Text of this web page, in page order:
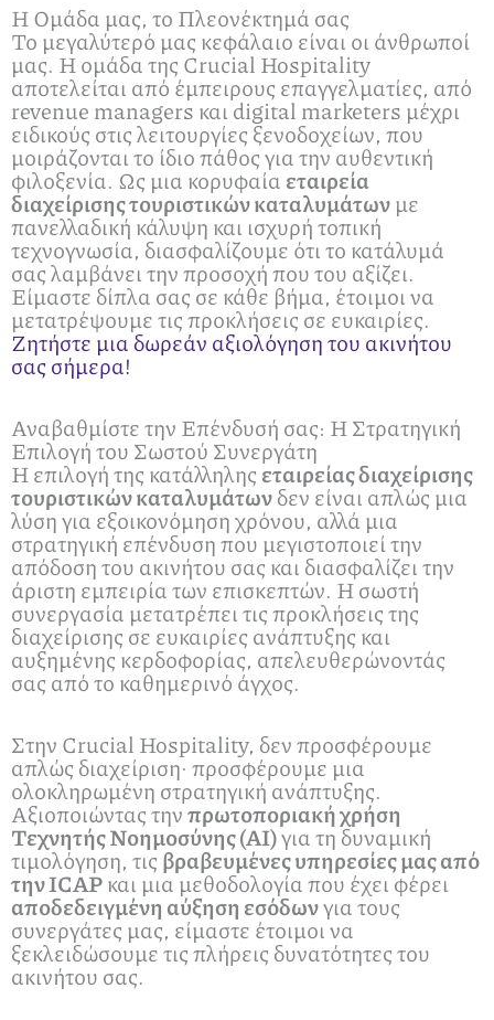
Η Ομάδα μας, το Πλεονέκτημά σας
Το μεγαλύτερό μας κεφάλαιο είναι οι άνθρωποί
μας. Η ομάδα της Crucial Hospitality
αποτελείται από έμπειρους επαγγελματίες, από
revenue managers και digital marketers μέχρι
ειδικούς στις λειτουργίες ξενοδοχείων, που
μοιράζονται το ίδιο πάθος για την αυθεντική
φιλοξενία. Ως μια κορυφαία εταιρεία
διαχείρισης τουριστικών καταλυμάτωνμε
πανελλαδική κάλυψη και ισχυρή τοπική
τεχνογνωσία, διασφαλίζουμε ότι το κατάλυμά
σας λαμβάνει την προσοχή που του αξίζει.
Είμαστε δίπλα σας σε κάθε βήμα, έτοιμοι να
μετατρέψουμε τις προκλήσεις σε ευκαιρίες.
Ζητήστε μια δωρεάν αξιολόγηση του ακινήτου
σας σήμερα!
Αναβαθμίστε την Επένδυσή σας: Η Στρατηγική
Επιλογή του Σωστού Συνεργάτη
Η επιλογή της κατάλληλης εταιρείας διαχείρισης
τουριστικών καταλυμάτωνδεν είναι απλώς μια
λύση για εξοικονόμηση χρόνου, αλλά μια
στρατηγική επένδυση που μεγιστοποιεί την
απόδοση του ακινήτου σας και διασφαλίζει την
άριστη εμπειρία των επισκεπτών. Η σωστή
συνεργασία μετατρέπει τις προκλήσεις της
διαχείρισης σε ευκαιρίες ανάπτυξης και
αυξημένης κερδοφορίας, απελευθερώνοντάς
σας από το καθημερινό άγχος.
Στην Crucial Hospitality, δεν προσφέρουμε
απλώς διαχείριση· προσφέρουμε μια
ολοκληρωμένη στρατηγική ανάπτυξης.
Αξιοποιώντας τηνπρωτοποριακή χρήση
Τεχνητής Νοημοσύνης (AI)για τη δυναμική
τιμολόγηση, τιςβραβευμένες υπηρεσίες μας από
την ICAPκαι μια μεθοδολογία που έχει φέρει
αποδεδειγμένη αύξηση εσόδωνγια τους
συνεργάτες μας, είμαστε έτοιμοι να
ξεκλειδώσουμε τις πλήρεις δυνατότητες του
ακινήτου σας.